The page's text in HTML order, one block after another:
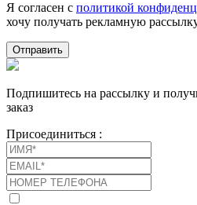
Я согласен с политикой
хочу получать рекламную
Отправить
Подпишитесь на рассылку и
заказ
Присоединиться :